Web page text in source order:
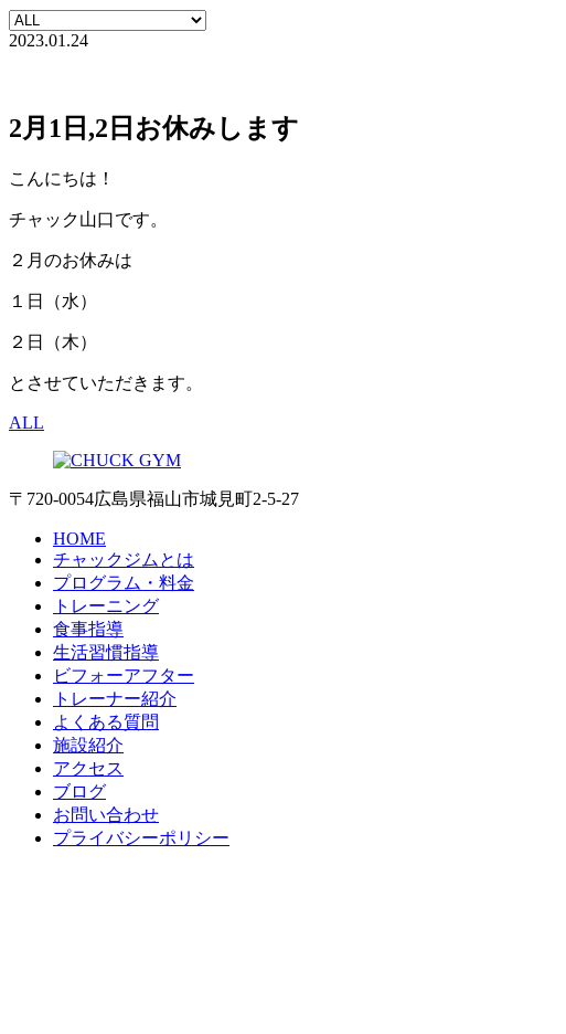
2023.01.24
2月1日,2日お休みします
こんにちは！
チャック山口です。
２月のお休みは
１日（水）
２日（木）
とさせていただきます。
ALL
〒720-0054 広島県福山市城見町2-5-27
HOME
チャックジムとは
プログラム・料金
トレーニング
食事指導
生活習慣指導
ビフォーアフター
トレーナー紹介
よくある質問
施設紹介
アクセス
ブログ
お問い合わせ
プライバシーポリシー